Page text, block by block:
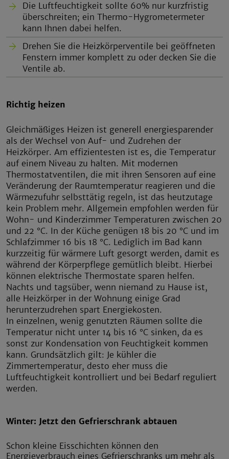
Die Luftfeuchtigkeit sollte 60% nur kurzfristig
überschreiten; ein Thermo-Hygrometermeter
kann Ihnen dabei helfen.
Drehen Sie die Heizkörperventile bei geöffneten
Fenstern immer komplett zu oder decken Sie die
Ventile ab.
Richtig heizen
Gleichmäßiges Heizen ist generell energiesparender
als der Wechsel von Auf- und Zudrehen der
Heizkörper. Am effizientesten ist es, die Temperatur
auf einem Niveau zu halten. Mit modernen
Thermostatventilen, die mit ihren Sensoren auf eine
Veränderung der Raumtemperatur reagieren und die
Wärmezufuhr selbsttätig regeln, ist das heutzutage
kein Problem mehr. Allgemein empfohlen werden für
Wohn- und Kinderzimmer Temperaturen zwischen 20
und 22 °C. In der Küche genügen 18 bis 20 °C und im
Schlafzimmer 16 bis 18 °C. Lediglich im Bad kann
kurzzeitig für wärmere Luft gesorgt werden, damit es
während der Körperpflege gemütlich bleibt. Hierbei
können elektrische Thermostate sparen helfen.
Nachts und tagsüber, wenn niemand zu Hause ist,
alle Heizkörper in der Wohnung einige Grad
herunterzudrehen spart Energiekosten.
In einzelnen, wenig genutzten Räumen sollte die
Temperatur nicht unter 14 bis 16 °C sinken, da es
sonst zur Kondensation von Feuchtigkeit kommen
kann. Grundsätzlich gilt: Je kühler die
Zimmertemperatur, desto eher muss die
Luftfeuchtigkeit kontrolliert und bei Bedarf reguliert
werden.
Winter: Jetzt den Gefrierschrank abtauen
Schon kleine Eisschichten können den
Energieverbrauch eines Gefrierschranks um mehr als